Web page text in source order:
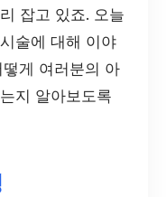
잡고 있죠. 오늘
술에 대해 이야
게 여러분의 아
지 알아보도록